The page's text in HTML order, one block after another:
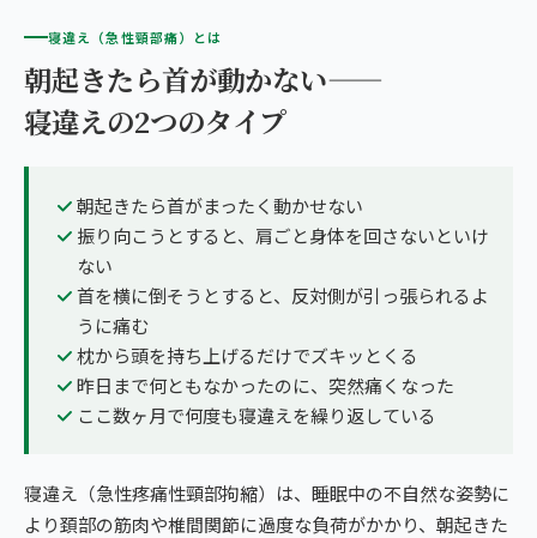
寝違え（急性頸部痛）とは
朝起きたら首が動かない——
寝違えの2つのタイプ
朝起きたら首がまったく動かせない
振り向こうとすると、肩ごと身体を回さないといけ
ない
首を横に倒そうとすると、反対側が引っ張られるよ
うに痛む
枕から頭を持ち上げるだけでズキッとくる
昨日まで何ともなかったのに、突然痛くなった
ここ数ヶ月で何度も寝違えを繰り返している
寝違え（急性疼痛性頸部拘縮）は、睡眠中の不自然な姿勢に
より頚部の筋肉や椎間関節に過度な負荷がかかり、朝起きた